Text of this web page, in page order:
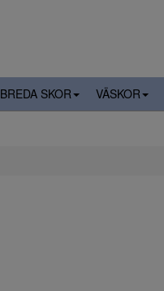
BREDA SKOR VÄSKOR